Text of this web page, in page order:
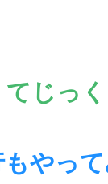
じっ
やっ